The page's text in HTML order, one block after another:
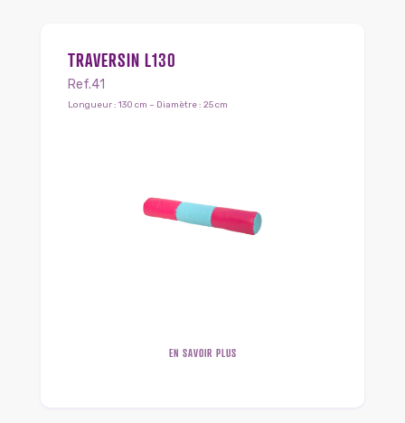
TRAVERSIN L130
Ref.41
Longueur : 130 cm – Diamètre : 25 cm
EN SAVOIR PLUS